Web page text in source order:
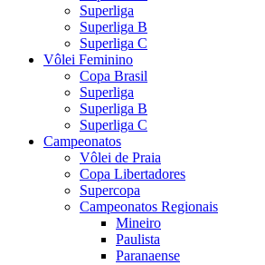
Superliga
Superliga B
Superliga C
Vôlei Feminino
Copa Brasil
Superliga
Superliga B
Superliga C
Campeonatos
Vôlei de Praia
Copa Libertadores
Supercopa
Campeonatos Regionais
Mineiro
Paulista
Paranaense